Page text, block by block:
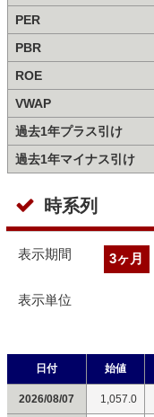
PER
PBR
ROE
VWAP
過去1年プラス引け
過去1年マイナス引け
時系列
表示期間 3ヶ月
表示単位
日付 始値
2026/08/07 1,057.0